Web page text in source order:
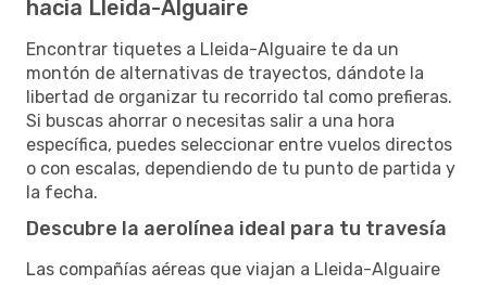
hacia Lleida-Alguaire
Encontrar tiquetes a Lleida-Alguaire te da un
montón de alternativas de trayectos, dándote la
libertad de organizar tu recorrido tal como prefieras.
Si buscas ahorrar o necesitas salir a una hora
específica, puedes seleccionar entre vuelos directos
o con escalas, dependiendo de tu punto de partida y
la fecha.
Descubre la aerolínea ideal para tu travesía
Las compañías aéreas que viajan a Lleida-Alguaire